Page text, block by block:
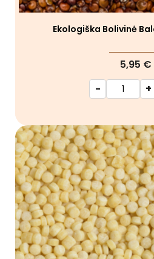
Ekologiška Bolivinė
5,95 €
-
+